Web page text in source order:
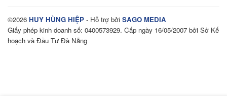
©2026 HUY HÙNG HIỆP - Hỗ trợ bởi SAGO MEDIA
Giấy phép kinh doanh số: 0400573929. Cấp ngày 16/05/2007 bởi Sở Kế
hoạch và Đầu Tư Đà Nẵng